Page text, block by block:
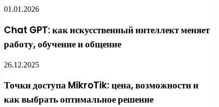
01.01.2026
Chat GPT: как искусственный интеллект меняет
работу, обучение и общение
26.12.2025
Точки доступа MikroTik: цена, возможности и
как выбрать оптимальное решение